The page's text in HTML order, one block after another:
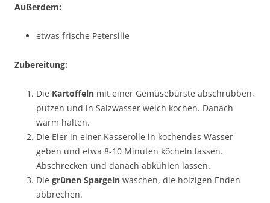
Außerdem:
etwas frische Petersilie
Zubereitung:
Die Kartoffeln mit einer Gemüsebürste abschrubben,
putzen und in Salzwasser weich kochen. Danach
warm halten.
Die Eier in einer Kasserolle in kochendes Wasser
geben und etwa 8-10 Minuten köcheln lassen.
Abschrecken und danach abkühlen lassen.
Die grünen Spargeln waschen, die holzigen Enden
abbrechen.